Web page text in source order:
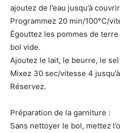
ajoutez de l’eau jusqu’à
Programmez 20 min/100°C/
Égouttez les pommes de
bol vide.
Ajoutez le lait, le beurre, le
Mixez 30 sec/vitesse 4
Réservez.
Préparation de la garniture :
Sans nettoyer le bol, mettez